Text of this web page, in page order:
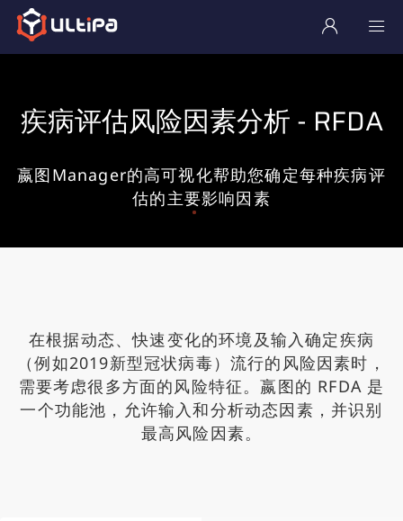
疾病评估风险因素分析 - RFDA
嬴图Manager的高可视化帮助您确定每种疾病评
估的主要影响因素
在根据动态、快速变化的环境及输入确定疾病
（例如2019新型冠状病毒）流行的风险因素时，
需要考虑很多方面的风险特征。嬴图的 RFDA 是
一个功能池，允许输入和分析动态因素，并识别
最高风险因素。